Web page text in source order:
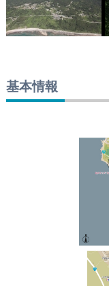
かどじんじゃ つじじんじゃ
基本情報